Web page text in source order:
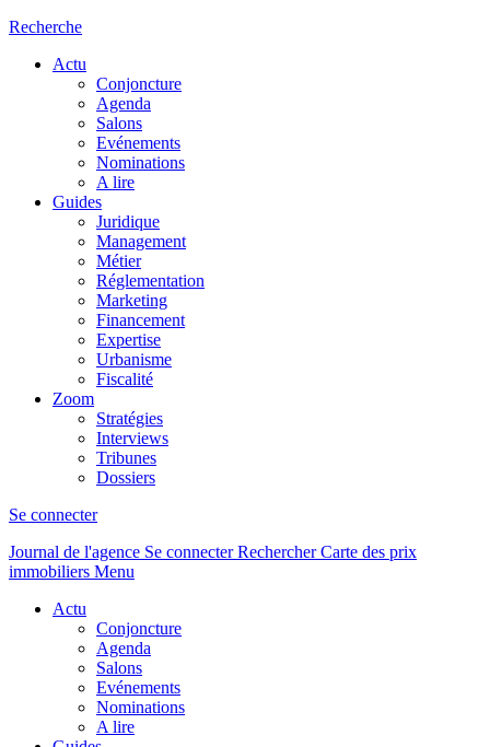
Recherche
Actu
Conjoncture
Agenda
Salons
Evénements
Nominations
A lire
Guides
Juridique
Management
Métier
Réglementation
Marketing
Financement
Expertise
Urbanisme
Fiscalité
Zoom
Stratégies
Interviews
Tribunes
Dossiers
Se connecter
Journal de l'agence Se connecterRechercher Carte des prix
immobiliers Menu
Actu
Conjoncture
Agenda
Salons
Evénements
Nominations
A lire